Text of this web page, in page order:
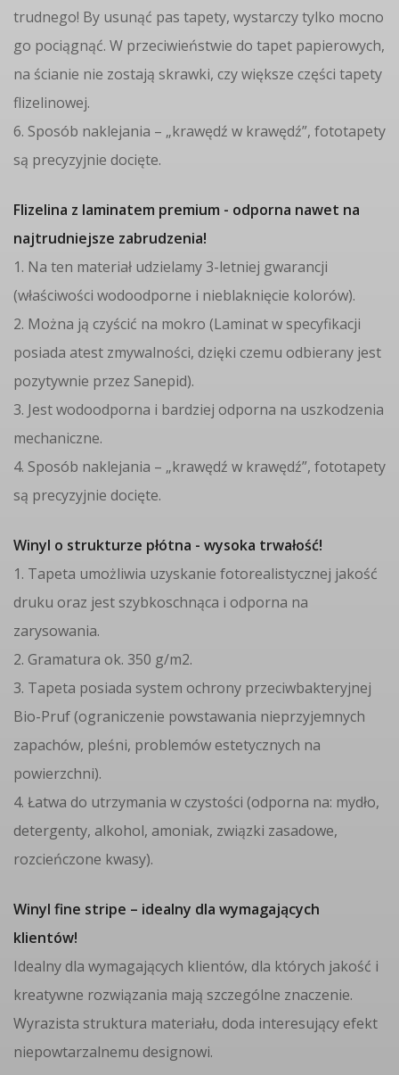
trudnego! By usunąć pas tapety, wystarczy tylko mocno
go pociągnąć. W przeciwieństwie do tapet papierowych,
na ścianie nie zostają skrawki, czy większe części tapety
flizelinowej.
6. Sposób naklejania – „krawędź w krawędź”, fototapety
są precyzyjnie docięte.
Flizelina z laminatem premium - odporna nawet na
najtrudniejsze zabrudzenia!
1. Na ten materiał udzielamy 3-letniej gwarancji
(właściwości wodoodporne i nieblaknięcie kolorów).
2. Można ją czyścić na mokro (Laminat w specyfikacji
posiada atest zmywalności, dzięki czemu odbierany jest
pozytywnie przez Sanepid).
3. Jest wodoodporna i bardziej odporna na uszkodzenia
mechaniczne.
4. Sposób naklejania – „krawędź w krawędź”, fototapety
są precyzyjnie docięte.
Winyl o strukturze płótna - wysoka trwałość!
1. Tapeta umożliwia uzyskanie fotorealistycznej jakość
druku oraz jest szybkoschnąca i odporna na
zarysowania.
2. Gramatura ok. 350 g/m2.
3. Tapeta posiada system ochrony przeciwbakteryjnej
Bio-Pruf (ograniczenie powstawania nieprzyjemnych
zapachów, pleśni, problemów estetycznych na
powierzchni).
4. Łatwa do utrzymania w czystości (odporna na: mydło,
detergenty, alkohol, amoniak, związki zasadowe,
rozcieńczone kwasy).
Winyl fine stripe – idealny dla wymagających
klientów!
Idealny dla wymagających klientów, dla których jakość i
kreatywne rozwiązania mają szczególne znaczenie.
Wyrazista struktura materiału, doda interesujący efekt
niepowtarzalnemu designowi.